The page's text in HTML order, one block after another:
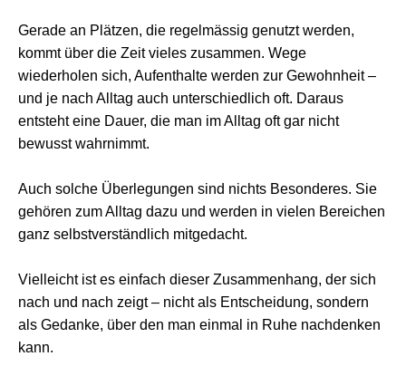
Gerade an Plätzen, die regelmässig genutzt werden,
kommt über die Zeit vieles zusammen. Wege
wiederholen sich, Aufenthalte werden zur Gewohnheit –
und je nach Alltag auch unterschiedlich oft. Daraus
entsteht eine Dauer, die man im Alltag oft gar nicht
bewusst wahrnimmt.
Auch solche Überlegungen sind nichts Besonderes. Sie
gehören zum Alltag dazu und werden in vielen Bereichen
ganz selbstverständlich mitgedacht.
Vielleicht ist es einfach dieser Zusammenhang, der sich
nach und nach zeigt – nicht als Entscheidung, sondern
als Gedanke, über den man einmal in Ruhe nachdenken
kann.